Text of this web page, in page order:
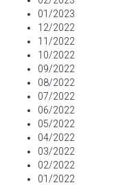
01/2023
12/2022
11/2022
10/2022
09/2022
08/2022
07/2022
06/2022
05/2022
04/2022
03/2022
02/2022
01/2022